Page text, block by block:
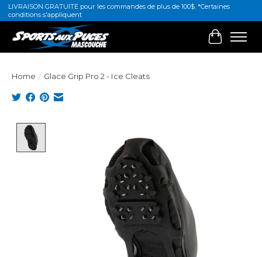
LIVRAISON GRATUITE pour les commandes de plus de 100$. *Certaines
conditions s'appliquent
Cart
Home / Glace Grip Pro 2 - Ice Cleats